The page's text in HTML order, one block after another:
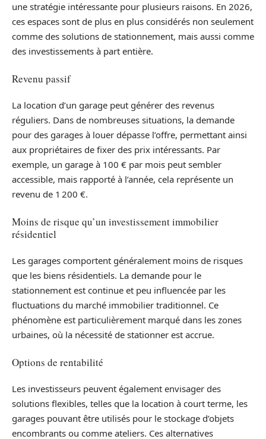
une stratégie intéressante pour plusieurs raisons. En 2026,
ces espaces sont de plus en plus considérés non seulement
comme des solutions de stationnement, mais aussi comme
des investissements à part entière.
Revenu passif
La location d’un garage peut générer des revenus
réguliers. Dans de nombreuses situations, la demande
pour des garages à louer dépasse l’offre, permettant ainsi
aux propriétaires de fixer des prix intéressants. Par
exemple, un garage à 100 € par mois peut sembler
accessible, mais rapporté à l’année, cela représente un
revenu de 1 200 €.
Moins de risque qu’un investissement immobilier
résidentiel
Les garages comportent généralement moins de risques
que les biens résidentiels. La demande pour le
stationnement est continue et peu influencée par les
fluctuations du marché immobilier traditionnel. Ce
phénomène est particulièrement marqué dans les zones
urbaines, où la nécessité de stationner est accrue.
Options de rentabilité
Les investisseurs peuvent également envisager des
solutions flexibles, telles que la location à court terme, les
garages pouvant être utilisés pour le stockage d’objets
encombrants ou comme ateliers. Ces alternatives